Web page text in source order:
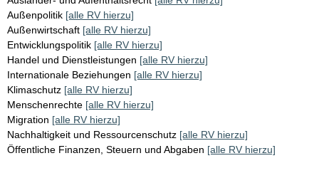
Außenpolitik [alle RV hierzu]
Außenwirtschaft [alle RV hierzu]
Entwicklungspolitik [alle RV hierzu]
Handel und Dienstleistungen [alle RV hierzu]
Internationale Beziehungen [alle RV hierzu]
Klimaschutz [alle RV hierzu]
Menschenrechte [alle RV hierzu]
Migration [alle RV hierzu]
Nachhaltigkeit und Ressourcenschutz [alle RV hierzu]
Öffentliche Finanzen, Steuern und Abgaben [alle RV hierzu]